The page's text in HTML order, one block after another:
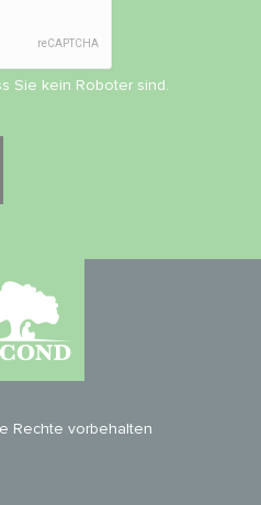
Sie kein Roboter sind.
Rechte vorbehalten